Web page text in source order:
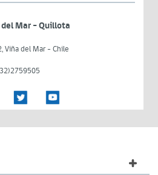
Mar – Quillota
Viña del Mar - Chile